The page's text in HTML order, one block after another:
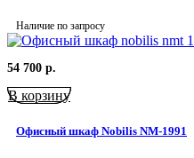
Наличие по запросу
54 700 р.
В корзину
Офисный шкаф Nobilis NM-1991